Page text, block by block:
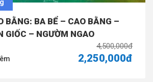
BẰNG: BA BỂ – CAO BẰNG –
GIỐC – NGƯỜM NGAO
4,500,000đ
2,250,000đ